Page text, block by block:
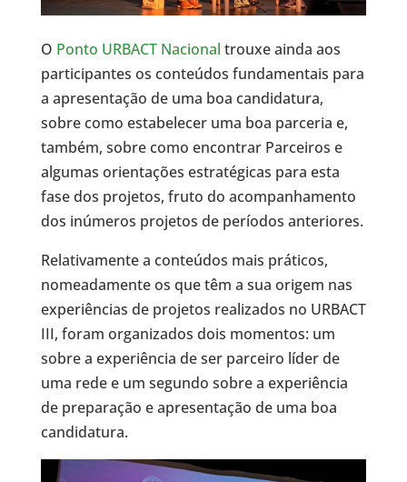
O Ponto URBACT Nacional trouxe ainda aos
participantes os conteúdos fundamentais para
a apresentação de uma boa candidatura,
sobre como estabelecer uma boa parceria e,
também, sobre como encontrar Parceiros e
algumas orientações estratégicas para esta
fase dos projetos, fruto do acompanhamento
dos inúmeros projetos de períodos anteriores.
Relativamente a conteúdos mais práticos,
nomeadamente os que têm a sua origem nas
experiências de projetos realizados no URBACT
III, foram organizados dois momentos: um
sobre a experiência de ser parceiro líder de
uma rede e um segundo sobre a experiência
de preparação e apresentação de uma boa
candidatura.